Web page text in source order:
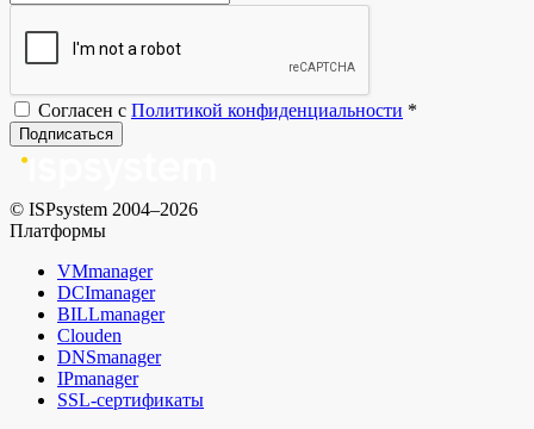
Согласен с Политикой конфиденциальности *
Подписаться
© ISPsystem 2004–2026
Платформы
VMmanager
DCImanager
BILLmanager
Clouden
DNSmanager
IPmanager
SSL-сертификаты